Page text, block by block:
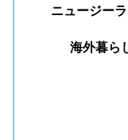
ニュージー
海外暮ら